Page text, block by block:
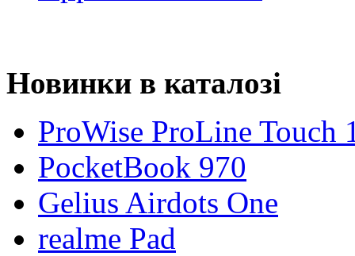
Новинки в каталозі
ProWise ProLine Touch
PocketBook 970
Gelius Airdots One
realme Pad